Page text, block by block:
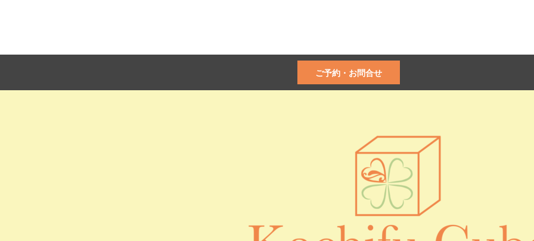
ご予約・お問合せ